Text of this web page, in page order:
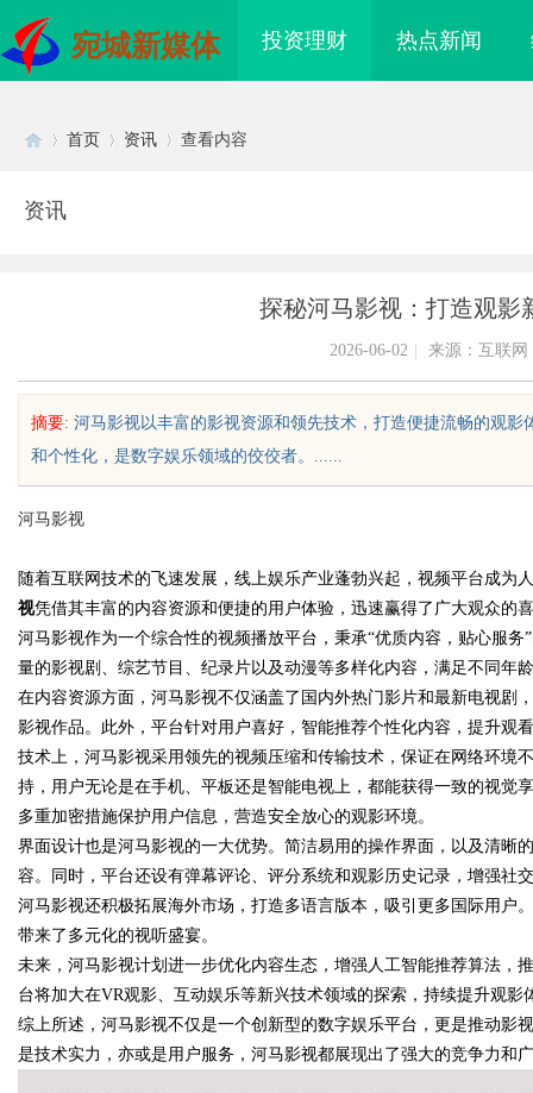
宛城新媒体 投资理财 热点新闻
uz
!
首页 资讯 查看内容
资讯
探秘河马影视：打造观影
2026-06-02 来源：互联网
摘要: 河马影视以丰富的影视资源和领先技术，打造便捷流畅的观
和个性化，是数字娱乐领域的佼佼者。......
河马影视
随着互联网技术的飞速发展，线上娱乐产业蓬勃兴起，视频平台成为
视凭借其丰富的内容资源和便捷的用户体验，迅速赢得了广大观众的
河马影视作为一个综合性的视频播放平台，秉承“优质内容，贴心服
量的影视剧、综艺节目、纪录片以及动漫等多样化内容，满足不同年
在内容资源方面，河马影视不仅涵盖了国内外热门影片和最新电视剧
影视作品。此外，平台针对用户喜好，智能推荐个性化内容，提升观
技术上，河马影视采用领先的视频压缩和传输技术，保证在网络环境
持，用户无论是在手机、平板还是智能电视上，都能获得一致的视觉
多重加密措施保护用户信息，营造安全放心的观影环境。
界面设计也是河马影视的一大优势。简洁易用的操作界面，以及清晰
容。同时，平台还设有弹幕评论、评分系统和观影历史记录，增强社
河马影视还积极拓展海外市场，打造多语言版本，吸引更多国际用户
带来了多元化的视听盛宴。
未来，河马影视计划进一步优化内容生态，增强人工智能推荐算法，
台将加大在VR观影、互动娱乐等新兴技术领域的探索，持续提升观影
综上所述，河马影视不仅是一个创新型的数字娱乐平台，更是推动影
是技术实力，亦或是用户服务，河马影视都展现出了强大的竞争力和
：创新与品质并存
发体系全解析